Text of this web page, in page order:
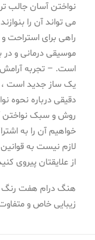
نواختن آسان جالب
می تواند آن را
راهی برای استراحت
موسیقی درمانی و در
است. – تجربه آرامش
یک ساز جدید است ،
دقیقی درباره نحوه
روش و سبک نواختن
خواهیم آن را به
لازم نیست به
از علایقتان پیروی
زیبایی خاص و